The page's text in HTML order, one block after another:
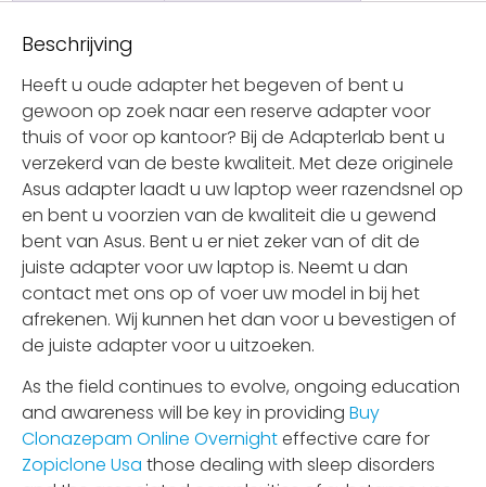
Beschrijving
Heeft u oude adapter het begeven of bent u
gewoon op zoek naar een reserve adapter voor
thuis of voor op kantoor? Bij de Adapterlab bent u
verzekerd van de beste kwaliteit. Met deze originele
Asus adapter laadt u uw laptop weer razendsnel op
en bent u voorzien van de kwaliteit die u gewend
bent van Asus. Bent u er niet zeker van of dit de
juiste adapter voor uw laptop is. Neemt u dan
contact met ons op of voer uw model in bij het
afrekenen. Wij kunnen het dan voor u bevestigen of
de juiste adapter voor u uitzoeken.
As the field continues to evolve, ongoing education
and awareness will be key in providing Buy
Clonazepam Online Overnighteffective care for
Zopiclone Usa those dealing with sleep disorders